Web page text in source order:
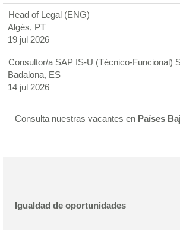
Head of Legal (ENG)
Algés, PT
19 jul 2026
Consultor/a SAP IS-U (Técnico-Funcional)
Badalona, ES
14 jul 2026
Consulta nuestras vacantes en Países
Igualdad de oportunidades